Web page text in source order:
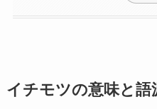
イチモツの意味と語